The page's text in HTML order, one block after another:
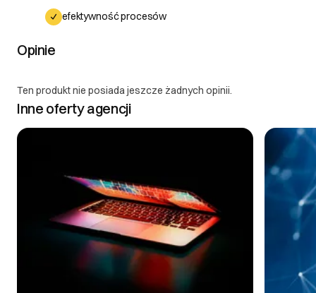
efektywność procesów
Opinie
Ten produkt nie posiada jeszcze żadnych opinii.
Inne oferty agencji